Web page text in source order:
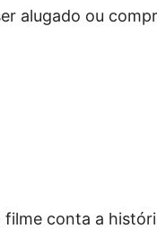
alugado ou
conta a